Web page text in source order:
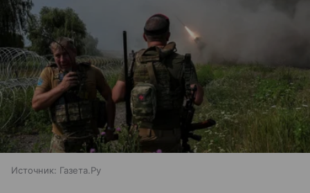
Источник: Газета.Ру